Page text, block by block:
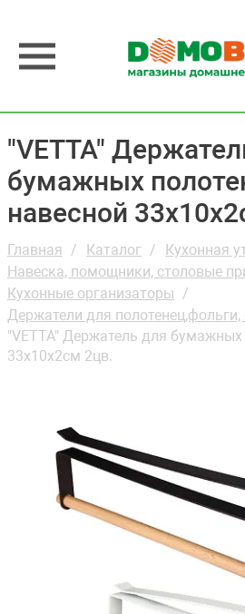
"VETTA"
бумажных
навесной
Главная Каталог
Кухонная
Навеска, помощники, столовые
Кухонные организаторы
Держатели для полотенец,фольги,
"VETTA" Держатель для бумажных
33х10х2см 2цв.